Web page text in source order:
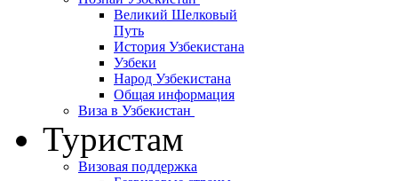
Великий Шелковый
Путь
История Узбекистана
Узбеки
Народ Узбекистана
Общая информация
Виза в Узбекистан
Туристам
Визовая поддержка